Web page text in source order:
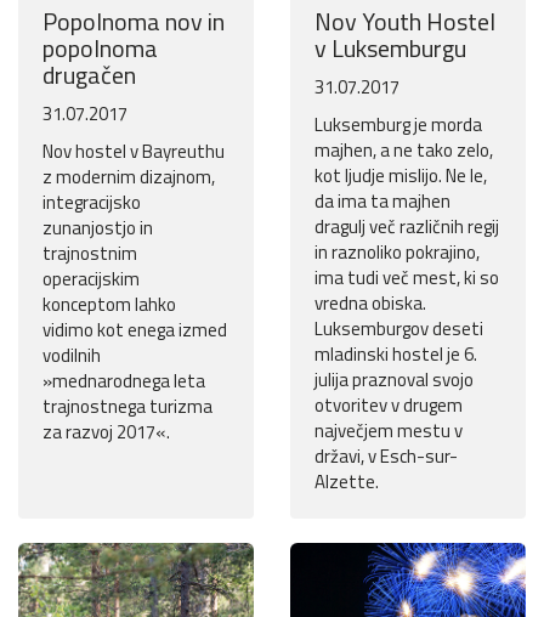
Popolnoma nov in
popolnoma
drugačen
31.07.2017
Nov hostel v Bayreuthu
z modernim dizajnom,
integracijsko
zunanjostjo in
trajnostnim
operacijskim
konceptom lahko
vidimo kot enega izmed
vodilnih
»mednarodnega leta
trajnostnega turizma
za razvoj 2017«.
Nov Youth Hostel
v Luksemburgu
31.07.2017
Luksemburg je morda
majhen, a ne tako zelo,
kot ljudje mislijo. Ne le,
da ima ta majhen
dragulj več različnih regij
in raznoliko pokrajino,
ima tudi več mest, ki so
vredna obiska.
Luksemburgov deseti
mladinski hostel je 6.
julija praznoval svojo
otvoritev v drugem
največjem mestu v
državi, v Esch-sur-
Alzette.